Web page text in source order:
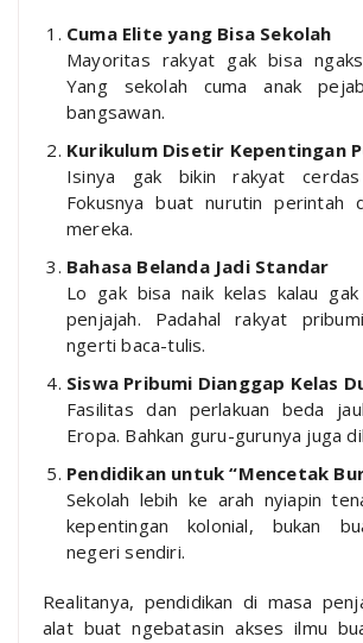
Cuma Elite yang Bisa Sekolah
Mayoritas rakyat gak bisa
Yang sekolah cuma anak
bangsawan.
Kurikulum Disetir Kepentingan
Isinya gak bikin rakyat
Fokusnya buat nurutin perintah
mereka.
Bahasa Belanda Jadi Standar
Lo gak bisa naik kelas kalau
penjajah. Padahal rakyat
ngerti baca-tulis.
Siswa Pribumi Dianggap Kelas
Fasilitas dan perlakuan beda
Eropa. Bahkan guru-gurunya juga
Pendidikan untuk “Mencetak
Sekolah lebih ke arah nyiapin
kepentingan kolonial, bukan
negeri sendiri.
Realitanya, pendidikan di masa
alat buat ngebatasin akses ilmu